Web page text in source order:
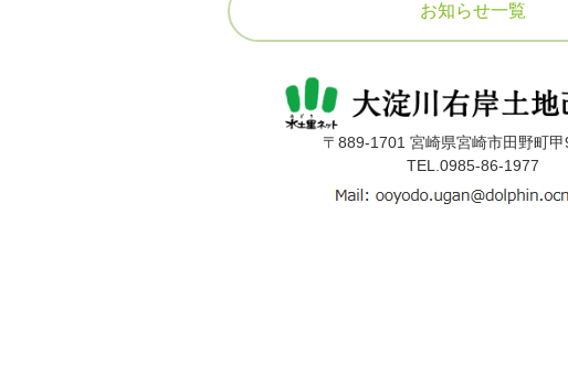
お知らせ一覧
〒889-1701 宮崎県宮崎市田野町
TEL.0985-86-1977